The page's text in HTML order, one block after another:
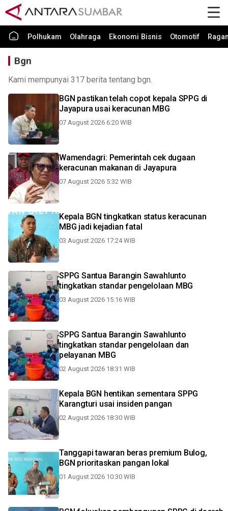
Polhukam Olahraga Ekonomi Bisnis Otomotif
Bgn
Kami mempunyai 317 berita tentang bgn.
BGN pastikan telah copot kepala SPPG di
Jayapura usai keracunan MBG
07 August 2026 6:20 WIB
Wamendagri: Pemerintah cek dugaan
keracunan makanan di Jayapura
07 August 2026 5:32 WIB
Kepala BGN tingkatkan status keracunan
MBG jadi kejadian fatal
03 August 2026 17:24 WIB
SPPG Santua Barangin Sawahlunto
tingkatkan standar pengelolaan MBG
03 August 2026 15:16 WIB
SPPG Santua Barangin Sawahlunto
tingkatkan standar pengelolaan dan
pelayanan MBG
02 August 2026 18:31 WIB
Kepala BGN hentikan sementara SPPG
Karangturi usai insiden pangan
02 August 2026 18:30 WIB
Tanggapi tawaran beras premium Bulog,
BGN prioritaskan pangan lokal
01 August 2026 10:30 WIB